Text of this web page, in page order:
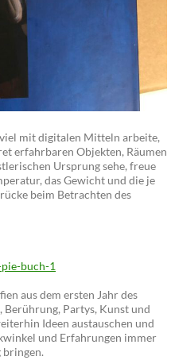
mit digitalen Mitteln arbeite,
erfahrbaren Objekten, Räumen
Ursprung sehe, freue
das Gewicht und die je
beim Betrachten des
buch-1
aus dem ersten Jahr des
Berührung, Partys, Kunst und
Ideen austauschen und
und Erfahrungen immer